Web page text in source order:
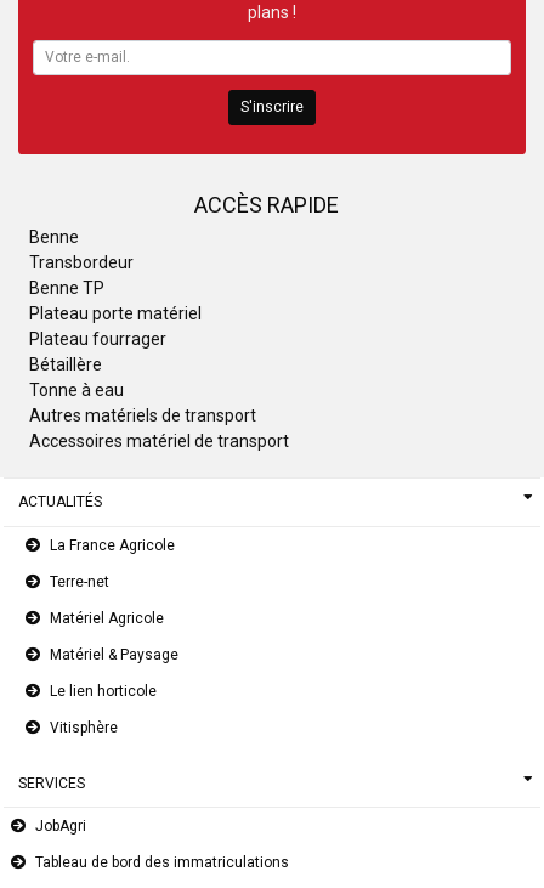
ACCÈS RAPIDE
Benne
Transbordeur
Benne TP
Plateau porte matériel
Plateau fourrager
Bétaillère
Tonne à eau
Autres matériels de transport
Accessoires matériel de transport
plans !
S'inscrire
ACTUALITÉS
La France Agricole
Terre-net
Matériel Agricole
Matériel & Paysage
Le lien horticole
Vitisphère
SERVICES
JobAgri
Tableau de bord des immatriculations